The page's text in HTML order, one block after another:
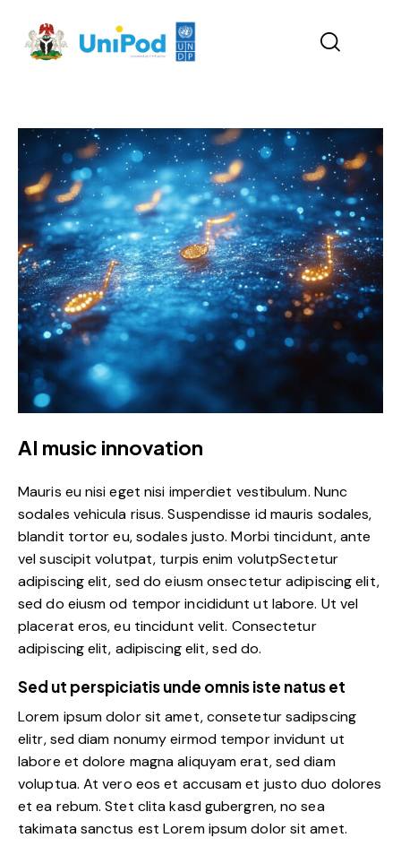
AI music innovation
Mauris eu nisi eget nisi imperdiet vestibulum. Nunc
sodales vehicula risus. Suspendisse id mauris sodales,
blandit tortor eu, sodales justo. Morbi tincidunt, ante
vel suscipit volutpat, turpis enim volutpSectetur
adipiscing elit, sed do eiusm onsectetur adipiscing elit,
sed do eiusm od tempor incididunt ut labore. Ut vel
placerat eros, eu tincidunt velit. Consectetur
adipiscing elit, adipiscing elit, sed do.
Sed ut perspiciatis unde omnis iste natus et
Lorem ipsum dolor sit amet, consetetur sadipscing
elitr, sed diam nonumy eirmod tempor invidunt ut
labore et dolore magna aliquyam erat, sed diam
voluptua. At vero eos et accusam et justo duo dolores
et ea rebum. Stet clita kasd gubergren, no sea
takimata sanctus est Lorem ipsum dolor sit amet.